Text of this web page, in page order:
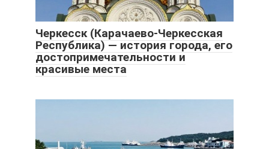
Черкесск (Карачаево-Черкесская
Республика) — история города, его
достопримечательности и
красивые места